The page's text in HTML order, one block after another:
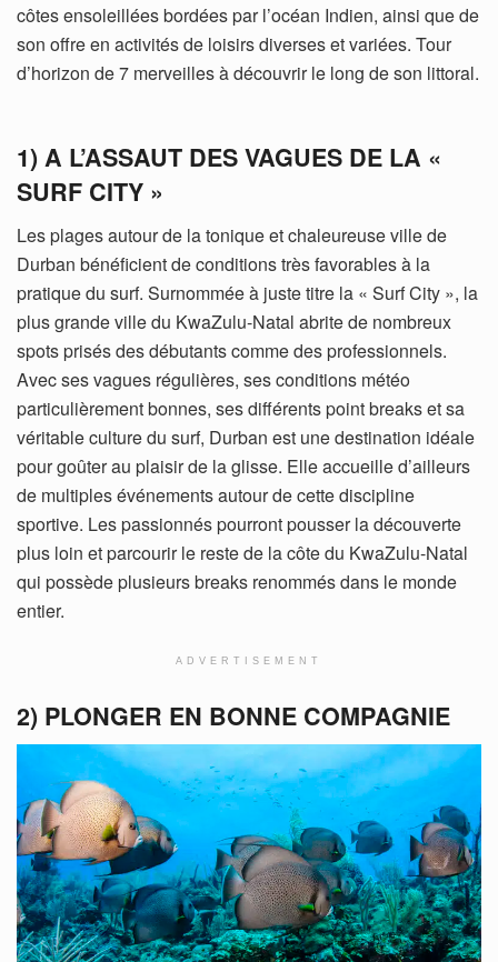
côtes ensoleillées bordées par l’océan Indien, ainsi que de
son offre en activités de loisirs diverses et variées. Tour
d’horizon de 7 merveilles à découvrir le long de son littoral.
1) A L’ASSAUT DES VAGUES DE LA «
SURF CITY »
Les plages autour de la tonique et chaleureuse ville de
Durban bénéficient de conditions très favorables à la
pratique du surf. Surnommée à juste titre la « Surf City », la
plus grande ville du KwaZulu-Natal abrite de nombreux
spots prisés des débutants comme des professionnels.
Avec ses vagues régulières, ses conditions météo
particulièrement bonnes, ses différents point breaks et sa
véritable culture du surf, Durban est une destination idéale
pour goûter au plaisir de la glisse. Elle accueille d’ailleurs
de multiples événements autour de cette discipline
sportive. Les passionnés pourront pousser la découverte
plus loin et parcourir le reste de la côte du KwaZulu-Natal
qui possède plusieurs breaks renommés dans le monde
entier.
ADVERTISEMENT
2) PLONGER EN BONNE COMPAGNIE